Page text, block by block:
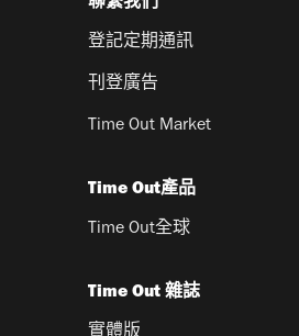
登記定期通訊
刊登廣告
Time Out Market
Time Out產品
Time Out全球
Time Out 雜誌